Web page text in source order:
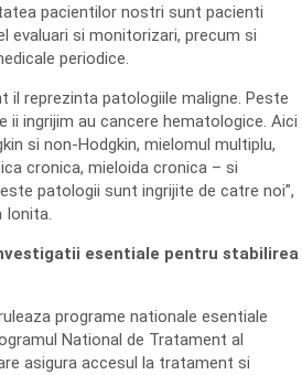
pacientilor nostri sunt pacienti
evaluari si monitorizari, precum si
periodice.
il reprezinta patologiile maligne. Peste
ii ingrijim au cancere hematologice. Aici
si non-Hodgkin, mielomul multiplu,
cronica, mieloida cronica – si
patologii sunt ingrijite de catre noi”,
Ionita.
esentiale pentru stabilirea
programe nationale esentiale
National de Tratament al
asigura accesul la tratament si